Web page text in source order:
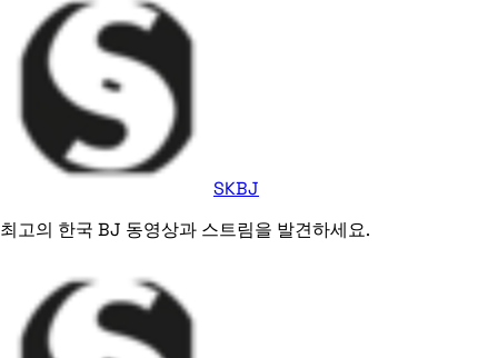
SKBJ
최고의 한국 BJ 동영상과 스트림을 발견하세요.